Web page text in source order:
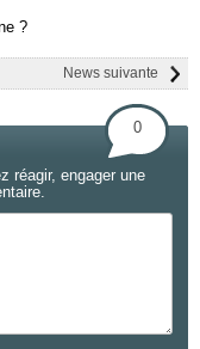
?
News suivante
0
réagir, engager une